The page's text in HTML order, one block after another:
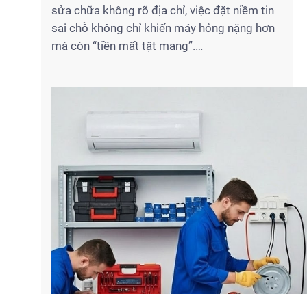
sửa chữa không rõ địa chỉ, việc đặt niềm tin
sai chỗ không chỉ khiến máy hỏng nặng hơn
mà còn “tiền mất tật mang”.…